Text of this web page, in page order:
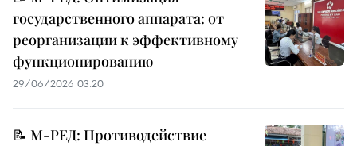
государственного аппарата: от
реорганизации к эффективному
функционированию
29/06/2026 03:20
📝 М-РЕД: Противодействие